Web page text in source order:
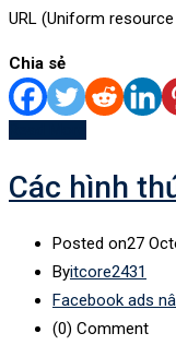
URL (Uniform
Chia sẻ
Các hình
Posted on27
Byitcore2431
Facebook ads
(0) Comment